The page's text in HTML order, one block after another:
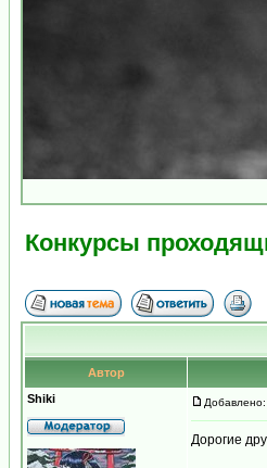
Конкурсы
Автор
Shiki
Дорогие